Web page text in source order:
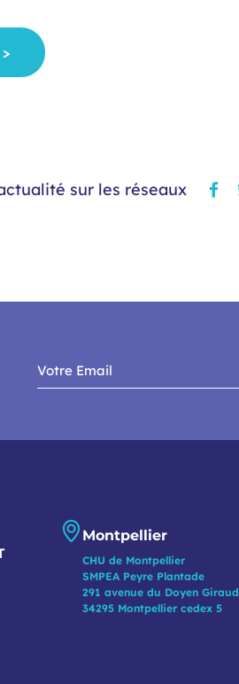
sur les réseaux
Montpellier
CHU de Montpellier
SMPEA Peyre Plantade
291 avenue du Doyen Giraud
34295 Montpellier cedex 5